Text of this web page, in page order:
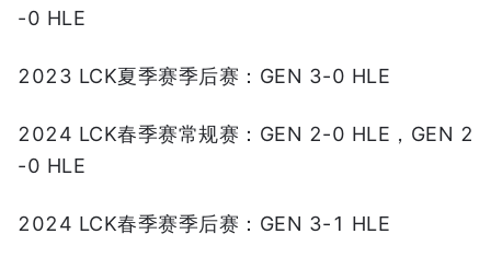
-0 HLE
2023 LCK夏季赛季后赛：GEN 3-0 HLE
2024 LCK春季赛常规赛：GEN 2-0 HLE，GEN 2
-0 HLE
2024 LCK春季赛季后赛：GEN 3-1 HLE